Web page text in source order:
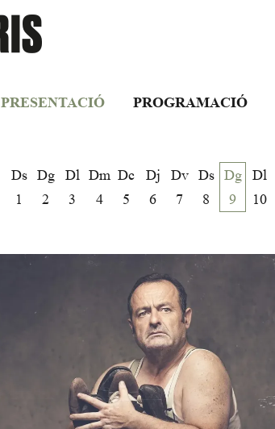
PRESENTACIÓ PROGRAMACIÓ
Ds
1
Dg
2
Dl
3
Dm
4
Dc
5
Dj
6
Dv
7
Ds
8
Dg
9
Dl
10